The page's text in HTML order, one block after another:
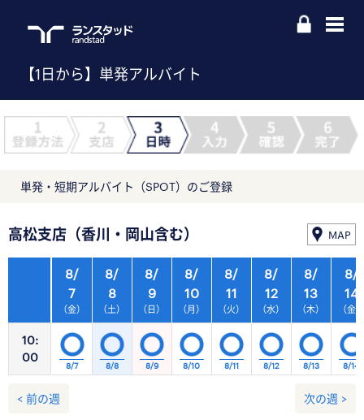
【1日から】単発アルバイト
単発・短期アルバイト（SPOT）のご登録
高松支店（香川・岡山含む） MAP
10:
00
8/
7
（金）
8/
8
（土）
8/
9
（日）
8/
10
（月）
8/
11
（火）
8/
12
（水）
8/
13
（木）
8/7 8/8 8/9 8/10 8/11 8/12 8/13
8/
14
（金）
8/14
< 前の週 次の週 >